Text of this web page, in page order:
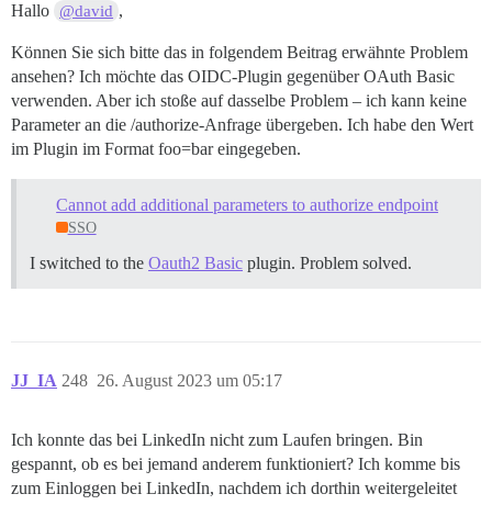
Hallo @david ,
Können Sie sich bitte das in folgendem Beitrag erwähnte Problem
ansehen? Ich möchte das OIDC-Plugin gegenüber OAuth Basic
verwenden. Aber ich stoße auf dasselbe Problem – ich kann keine
Parameter an die /authorize-Anfrage übergeben. Ich habe den Wert
im Plugin im Format foo=bar eingegeben.
Cannot add additional parameters to authorize endpoint
SSO
I switched to the Oauth2 Basic plugin. Problem solved.
JJ_IA 26. August 2023 um 05:17
248
Ich konnte das bei LinkedIn nicht zum Laufen bringen. Bin
gespannt, ob es bei jemand anderem funktioniert? Ich komme bis
zum Einloggen bei LinkedIn, nachdem ich dorthin weitergeleitet